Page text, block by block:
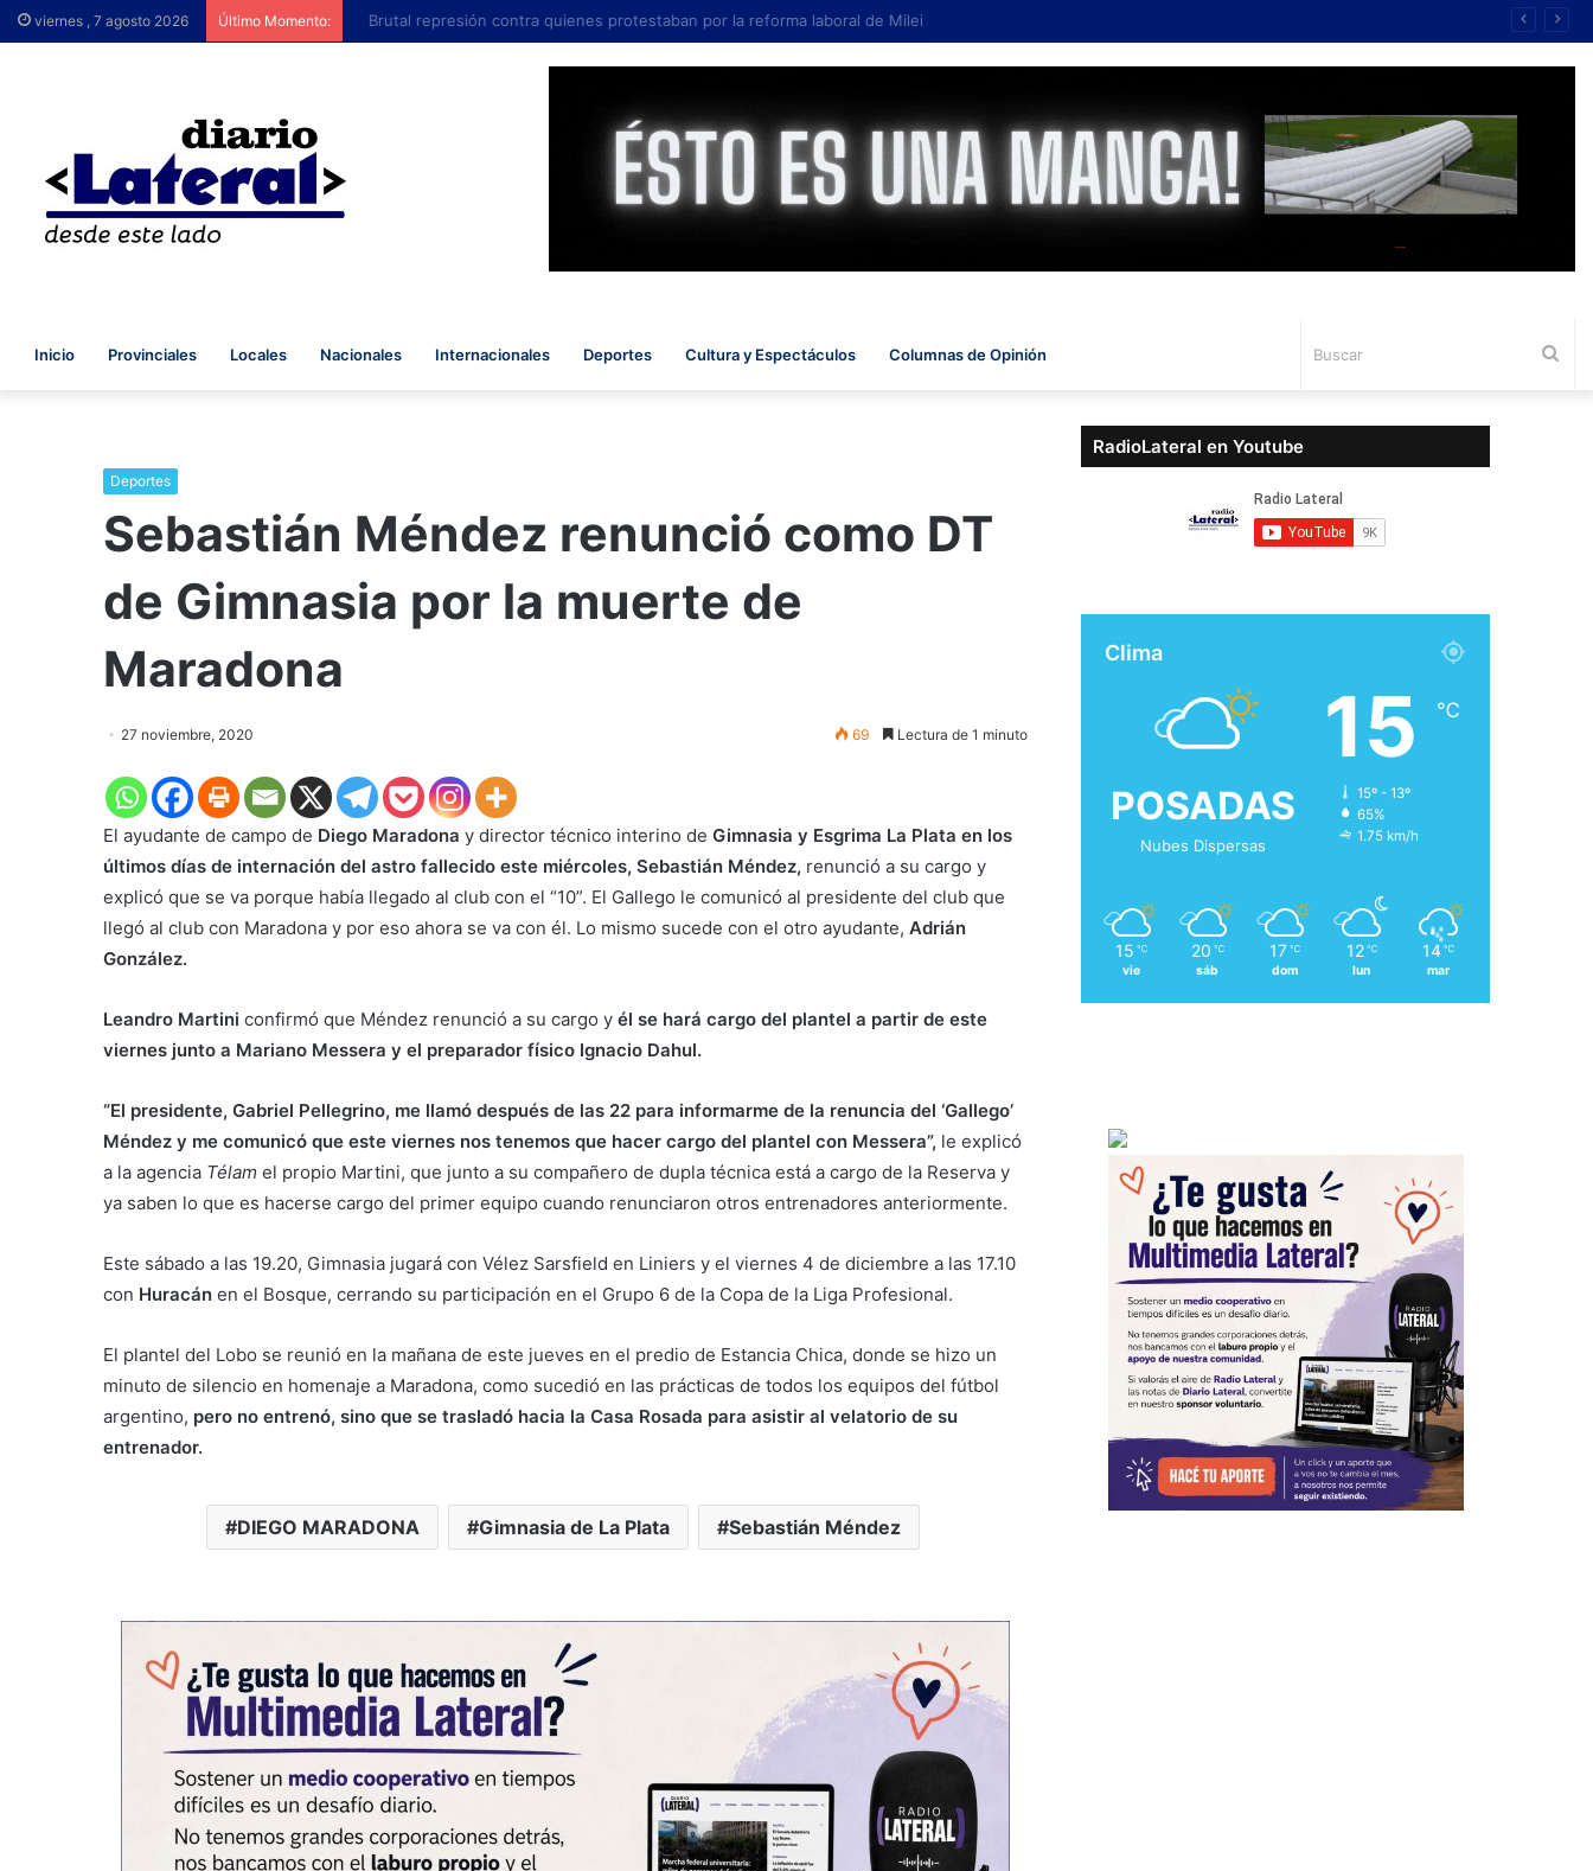
viernes , 7 agosto 2026 Último Momento: Brutal represión contra quienes protestaban por la reforma laboral de Milei
Inicio Provinciales Locales Nacionales Internacionales Deportes Cultura y Espectáculos Columnas de Opinión
Deportes
Sebastián Méndez renunció como DT
de Gimnasia por la muerte de
Maradona
27 noviembre, 2020 69 Lectura de 1 minuto
El ayudante de campo de Diego Maradona y director técnico interino de Gimnasia y Esgrima La Plata en los
últimos días de internación del astro fallecido este miércoles, Sebastián Méndez, renunció a su cargo y
explicó que se va porque había llegado al club con el “10”. El Gallego le comunicó al presidente del club que
llegó al club con Maradona y por eso ahora se va con él. Lo mismo sucede con el otro ayudante, Adrián
González.
Leandro Martini confirmó que Méndez renunció a su cargo y él se hará cargo del plantel a partir de este
viernes junto a Mariano Messera y el preparador físico Ignacio Dahul.
“El presidente, Gabriel Pellegrino, me llamó después de las 22 para informarme de la renuncia del ‘Gallego’
Méndez y me comunicó que este viernes nos tenemos que hacer cargo del plantel con Messera”, le explicó
a la agencia Télam el propio Martini, que junto a su compañero de dupla técnica está a cargo de la Reserva y
ya saben lo que es hacerse cargo del primer equipo cuando renunciaron otros entrenadores anteriormente.
Este sábado a las 19.20, Gimnasia jugará con Vélez Sarsfield en Liniers y el viernes 4 de diciembre a las 17.10
con Huracán en el Bosque, cerrando su participación en el Grupo 6 de la Copa de la Liga Profesional.
El plantel del Lobo se reunió en la mañana de este jueves en el predio de Estancia Chica, donde se hizo un
minuto de silencio en homenaje a Maradona, como sucedió en las prácticas de todos los equipos del fútbol
argentino, pero no entrenó, sino que se trasladó hacia la Casa Rosada para asistir al velatorio de su
entrenador.
DIEGO MARADONA Gimnasia de La Plata Sebastián Méndez
RadioLateral en Youtube
Clima
POSADAS
Nubes Dispersas
15 ℃
15º - 13º
65%
1.75 km/h
15 ℃
vie
20 ℃
sáb
17 ℃
dom
12 ℃
lun
14 ℃
mar